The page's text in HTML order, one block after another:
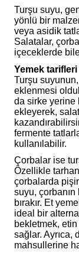
Turşu suyu,
yönlü bir
veya asidik
Salatalar,
içeceklerde
Yemek tarifleri
Turşu
eklenmesi
da sirke yerine
ekleyerek,
fermente
kullanılabilir.
Çorbalar ise
Özellikle
çorbalarda
suyu,
bırakır. Et
ideal bir
bekletmek,
sağlar. Ayrıca,
mahsullerine